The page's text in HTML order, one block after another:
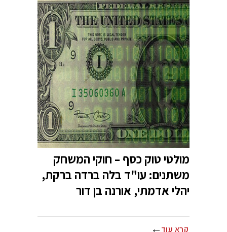
מולטי טוק כסף – חוקי המשחק
משתנים: עו"ד בלה ברדה ברקת,
יהלי אדמתי, אורנה בן דור
קרא עוד